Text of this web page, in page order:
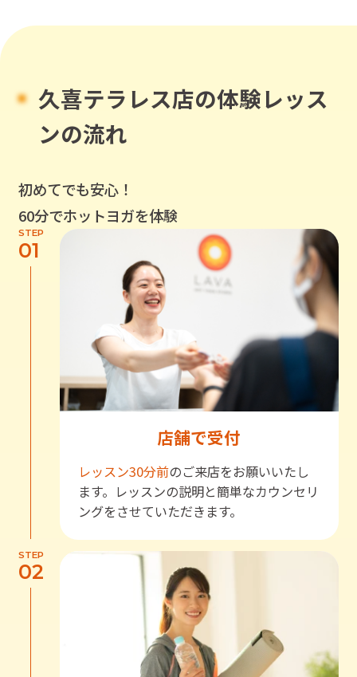
久喜テラレス店の体験レッス
ンの流れ
初めてでも安心！
60分でホットヨガを体験
STEP
01
店舗で受付
レッスン30分前のご来店をお願いいたし
ます。レッスンの説明と簡単なカウンセリ
ングをさせていただきます。
STEP
02